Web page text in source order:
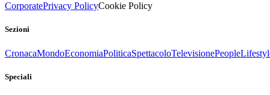
CorporatePrivacy PolicyCookie Policy
Sezioni
CronacaMondoEconomiaPoliticaSpettacoloTelevisionePeople
Speciali